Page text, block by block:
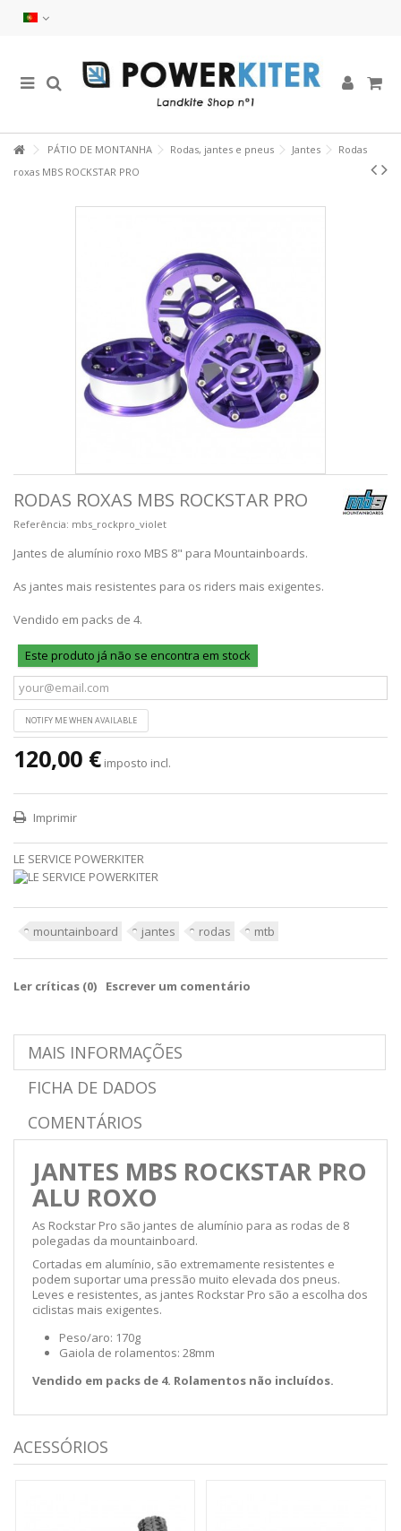
PÁTIO DE MONTANHA Rodas, jantes e pneus Jantes
Rodas
roxas MBS ROCKSTAR PRO
RODAS ROXAS MBS ROCKSTAR PRO
Referência: mbs_rockpro_violet
Jantes de alumínio roxo MBS 8" para Mountainboards.
As jantes mais resistentes para os riders mais exigentes.
Vendido em packs de 4.
Este produto já não se encontra em stock
NOTIFY ME WHEN AVAILABLE
120,00 € imposto incl.
Imprimir
LE SERVICE POWERKITER
mountainboard jantes rodas mtb
Ler críticas (0) Escrever um comentário
MAIS INFORMAÇÕES
FICHA DE DADOS
COMENTÁRIOS
JANTES MBS ROCKSTAR PRO
ALU ROXO
As Rockstar Pro são jantes de alumínio para as rodas de 8
polegadas da mountainboard.
Cortadas em alumínio, são extremamente resistentes e
podem suportar uma pressão muito elevada dos pneus.
Leves e resistentes, as jantes Rockstar Pro são a escolha dos
ciclistas mais exigentes.
Peso/aro: 170g
Gaiola de rolamentos: 28mm
Vendido em packs de 4. Rolamentos não incluídos.
ACESSÓRIOS